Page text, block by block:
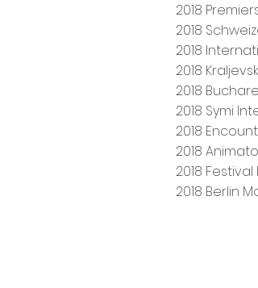
2018
2018
2018
2018
2018
2018 Symi
2018
2018
2018 Festival
2018 Berlin